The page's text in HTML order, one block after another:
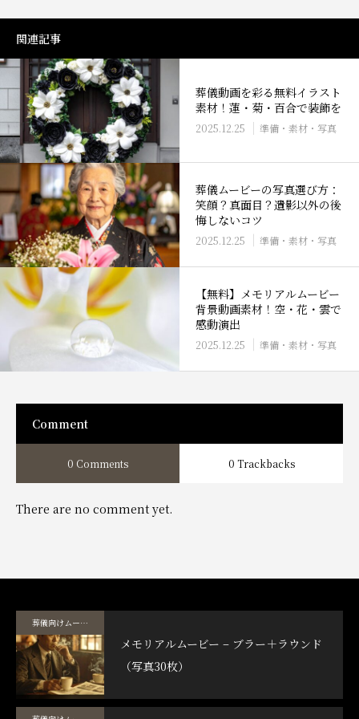
関連記事
葬儀動画を彩る無料イラスト
素材！蓮・菊・百合で装飾を
2025.12.25 準備・素材・写真
葬儀ムービーの写真選び方：
笑顔？真面目？遺影以外の後
悔しないコツ
2025.12.25 準備・素材・写真
【無料】メモリアルムービー
背景動画素材！空・花・雲で
感動演出
2025.12.25 準備・素材・写真
Comment
0 Comments 0 Trackbacks
There are no comment yet.
葬儀向けムービーテンプレート
メモリアルムービー – ブラー＋ラウンド
（写真30枚）